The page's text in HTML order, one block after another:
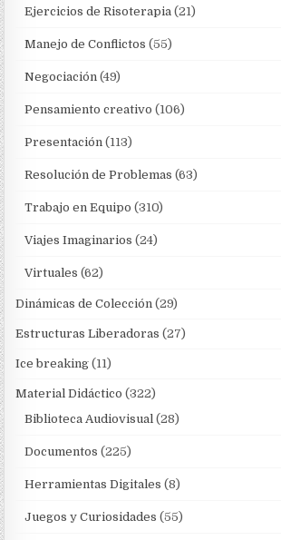
Ejercicios de Risoterapia (21)
Manejo de Conflictos (55)
Negociación (49)
Pensamiento creativo (106)
Presentación (113)
Resolución de Problemas (63)
Trabajo en Equipo (310)
Viajes Imaginarios (24)
Virtuales (62)
Dinámicas de Colección (29)
Estructuras Liberadoras (27)
Ice breaking (11)
Material Didáctico (322)
Biblioteca Audiovisual (28)
Documentos (225)
Herramientas Digitales (8)
Juegos y Curiosidades (55)